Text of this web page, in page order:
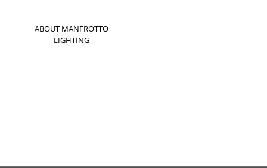
ABOUT MANFROTTO
LIGHTING